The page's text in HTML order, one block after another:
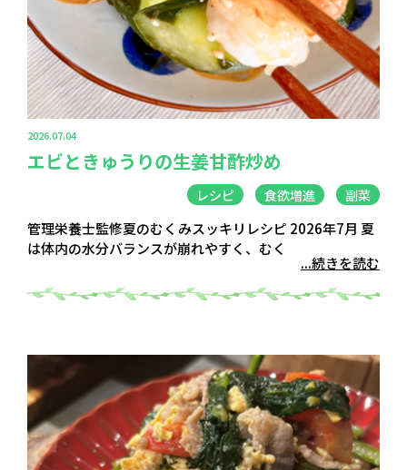
2026.07.04
エビときゅうりの生姜甘酢炒め
レシピ 食欲増進 副菜
管理栄養士監修夏のむくみスッキリレシピ 2026年7月 夏
は体内の水分バランスが崩れやすく、むく
...続きを読む